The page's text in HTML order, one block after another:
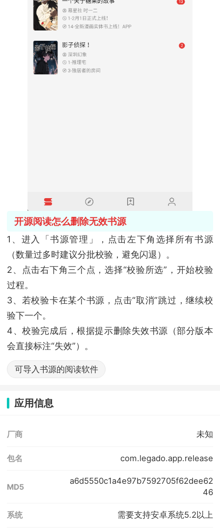
开源阅读怎么删除无效书源
1、进入「书源管理」，点击左下角选择所有书源
（数量过多时建议分批校验，避免闪退）。
2、点击右下角三个点，选择“校验所选”，开始校验
过程。
3、若校验卡在某个书源，点击“取消”跳过，继续校
验下一个。
4、校验完成后，根据提示删除失效书源（部分版本
会直接标注“失效”）。
可导入书源的阅读软件
应用信息
厂商 未知
包名 com.legado.app.release
MD5
a6d5550c1a4e97b7592705f62dee62
46
系统 需要支持安卓系统5.2以上